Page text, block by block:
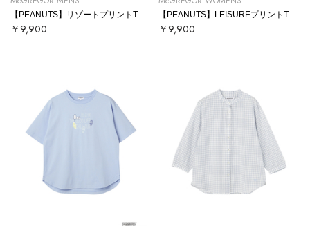
￥9,900 ￥9,900